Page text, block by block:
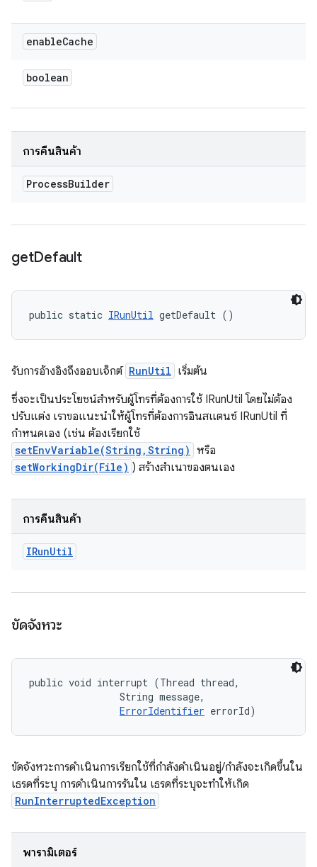
enableCache
boolean
การคืนสินค้า
ProcessBuilder
getDefault
public static IRunUtil getDefault ()
รับการอ้างอิงถึงออบเจ็กต์ RunUtil เริ่มต้น
ซึ่งจะเป็นประโยชน์สำหรับผู้โทรที่ต้องการใช้ IRunUtil โดยไม่ต้อง
ปรับแต่ง เราขอแนะนำให้ผู้โทรที่ต้องการอินสแตนซ์ IRunUtil ที่
กำหนดเอง (เช่น ต้องเรียกใช้
setEnvVariable(String,String) หรือ
setWorkingDir(File) ) สร้างสำเนาของตนเอง
การคืนสินค้า
IRunUtil
ขัดจังหวะ
public void interrupt (Thread thread,
                String message,
ErrorIdentifier errorId)
ขัดจังหวะการดำเนินการเรียกใช้ที่กำลังดำเนินอยู่/กำลังจะเกิดขึ้นใน
เธรดที่ระบุ การดำเนินการรันใน เธรดที่ระบุจะทำให้เกิด
RunInterruptedException
พารามิเตอร์